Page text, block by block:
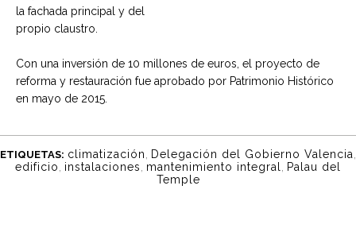
la fachada principal y del
propio claustro.
Con una inversión de 10 millones de euros, el proyecto de
reforma y restauración fue aprobado por Patrimonio Histórico
en mayo de 2015.
ETIQUETAS: climatización Delegación del Gobierno Valencia
edificio
instalaciones mantenimiento integral
Palau del
Temple